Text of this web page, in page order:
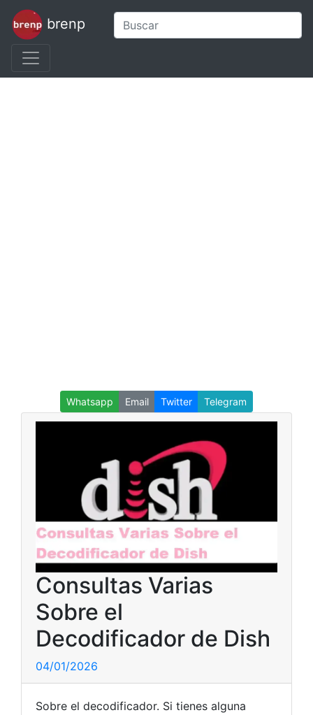
brenp
Whatsapp Email Twitter Telegram
Consultas Varias
Sobre el
Decodificador de Dish
04/01/2026
Sobre el decodificador. Si tienes alguna